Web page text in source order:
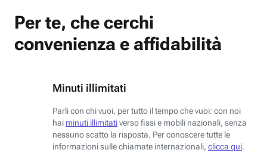
Per te, che cerchi
convenienza e affidabilità
Minuti illimitati
Parli con chi vuoi, per tutto il tempo che vuoi: con noi
hai minuti illimitativerso fissi e mobili nazionali, senza
nessuno scatto la risposta. Per conoscere tutte le
informazioni sulle chiamate internazionali, clicca qui.